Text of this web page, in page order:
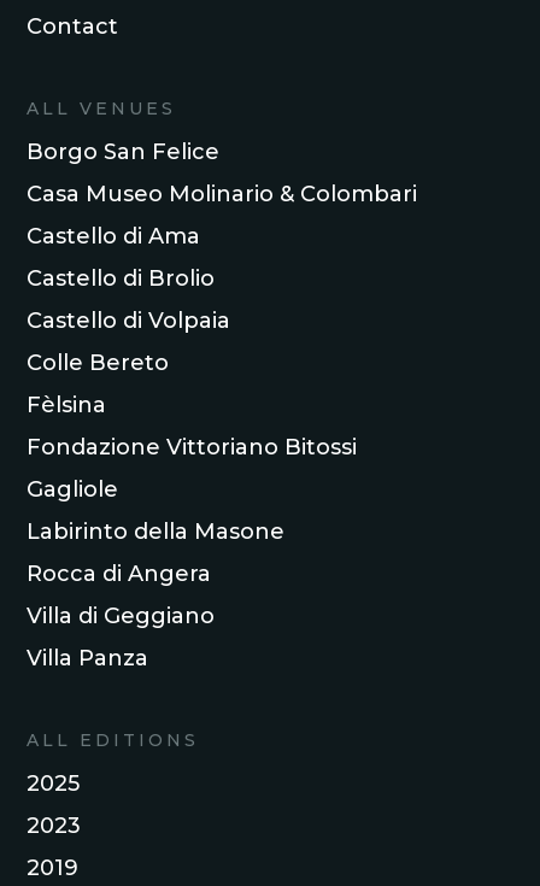
Contact
ALL VENUES
Borgo San Felice
Casa Museo Molinario & Colombari
Castello di Ama
Castello di Brolio
Castello di Volpaia
Colle Bereto
Fèlsina
Fondazione Vittoriano Bitossi
Gagliole
Labirinto della Masone
Rocca di Angera
Villa di Geggiano
Villa Panza
ALL EDITIONS
2025
2023
2019